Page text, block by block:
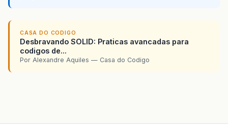
CASA DO CODIGO
Desbravando SOLID: Praticas avancadas para
codigos de...
Por Alexandre Aquiles — Casa do Codigo